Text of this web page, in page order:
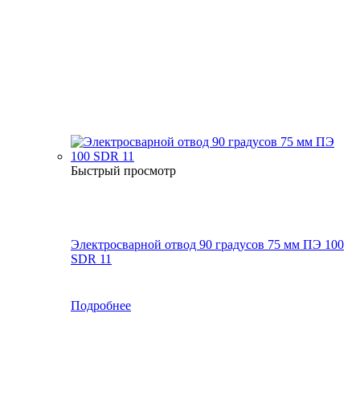
Быстрый просмотр
Электросварной отвод 90 градусов 75 мм ПЭ 100
SDR 11
Подробнее